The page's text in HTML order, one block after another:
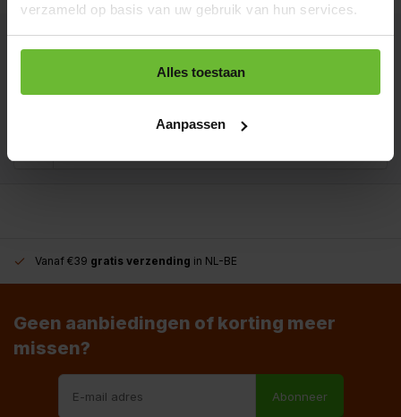
verzameld op basis van uw gebruik van hun services.
Alles toestaan
Aanpassen
Kunnen we je helpen?
Vanaf €39 gratis verzending in NL-BE
Geen aanbiedingen of korting meer
missen?
Abonneer